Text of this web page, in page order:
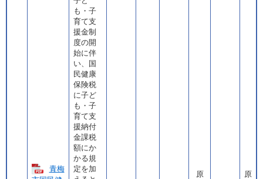
青梅
も・子
育て支
援金制
度の開
始に伴
い、国
民健康
保険税
に子ど
も・子
育て支
援納付
金課税
額にか
かる規
定を加
原
原